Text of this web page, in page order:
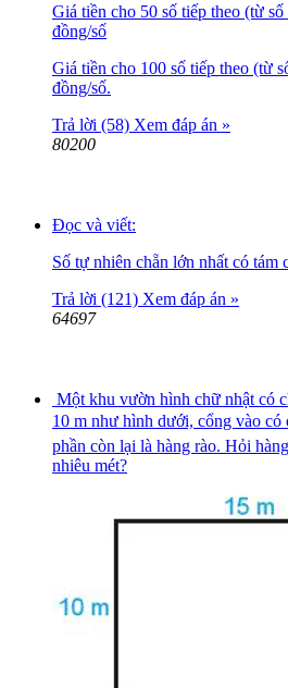
Giá tiền cho 50 số tiếp theo (từ
đồng/số
Giá tiền cho 100 số tiếp theo (từ
đồng/số.
Trả lời (58) Xem đáp án »
80200
Đọc và viết:
Số tự nhiên chẵn lớn nhất có tám
Trả lời (121) Xem đáp án »
64697
Một khu vườn hình chữ nhật có
10 m như hình dưới, cổng vào có
phần còn lại là hàng rào. Hỏi
nhiêu mét?